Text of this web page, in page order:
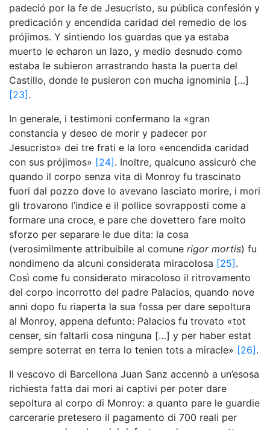
padeció por la fe de Jesucristo, su pública confesión y
predicación y encendida caridad del remedio de los
prójimos. Y sintiendo los guardas que ya estaba
muerto le echaron un lazo, y medio desnudo como
estaba le subieron arrastrando hasta la puerta del
Castillo, donde le pusieron con mucha ignominia […]
[23] .
In generale, i testimoni confermano la «gran
constancia y deseo de morir y padecer por
Jesucristo» dei tre frati e la loro «encendida caridad
con sus prójimos» [24] . Inoltre, qualcuno assicurò che
quando il corpo senza vita di Monroy fu trascinato
fuori dal pozzo dove lo avevano lasciato morire, i mori
gli trovarono l’indice e il pollice sovrapposti come a
formare una croce, e pare che dovettero fare molto
sforzo per separare le due dita: la cosa
(verosimilmente attribuibile al comune rigor mortis) fu
nondimeno da alcuni considerata miracolosa [25] .
Così come fu considerato miracoloso il ritrovamento
del corpo incorrotto del padre Palacios, quando nove
anni dopo fu riaperta la sua fossa per dare sepoltura
al Monroy, appena defunto: Palacios fu trovato «tot
censer, sin faltarli cosa ninguna […] y per haber estat
sempre soterrat en terra lo tenien tots a miracle» [26] .
Il vescovo di Barcellona Juan Sanz accennò a un’esosa
richiesta fatta dai mori ai captivi per poter dare
sepoltura al corpo di Monroy: a quanto pare le guardie
carcerarie pretesero il pagamento di 700 reali per